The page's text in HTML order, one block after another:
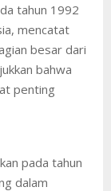
tahun 1992
mencatat
besar dari
bahwa
penting
pada tahun
dalam